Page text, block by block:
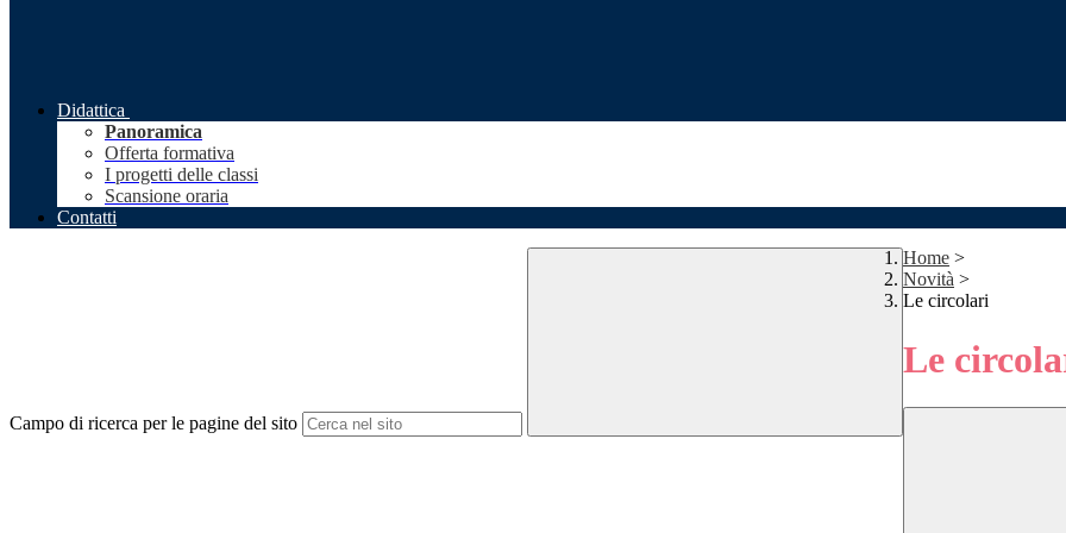
Didattica
Panoramica
Offerta formativa
I progetti delle classi
Scansione oraria
Contatti
Campo di ricerca per le pagine del sito
Home >
Novità >
Le circolari
Le